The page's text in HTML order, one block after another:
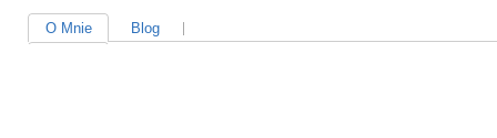
O Mnie Blog